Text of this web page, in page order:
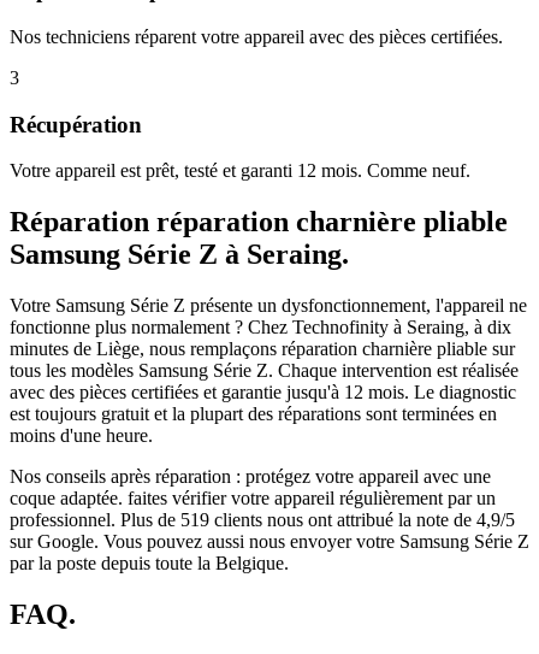
Nos techniciens réparent votre appareil avec des pièces certifiées.
3
Récupération
Votre appareil est prêt, testé et garanti 12 mois. Comme neuf.
Réparation réparation charnière pliable
Samsung Série Z à Seraing.
Votre Samsung Série Z présente un dysfonctionnement, l'appareil ne
fonctionne plus normalement ? Chez Technofinity à Seraing, à dix
minutes de Liège, nous remplaçons réparation charnière pliable sur
tous les modèles Samsung Série Z. Chaque intervention est réalisée
avec des pièces certifiées et garantie jusqu'à 12 mois. Le diagnostic
est toujours gratuit et la plupart des réparations sont terminées en
moins d'une heure.
Nos conseils après réparation : protégez votre appareil avec une
coque adaptée. faites vérifier votre appareil régulièrement par un
professionnel. Plus de 519 clients nous ont attribué la note de 4,9/5
sur Google. Vous pouvez aussi nous envoyer votre Samsung Série Z
par la poste depuis toute la Belgique.
FAQ.